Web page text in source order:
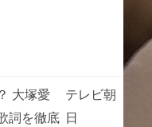
大塚愛
詞を徹底
テレビ朝
日